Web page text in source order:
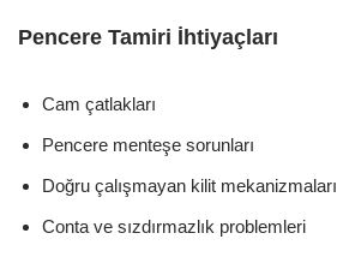
Pencere Tamiri İhtiyaçları
Cam çatlakları
Pencere menteşe sorunları
Doğru çalışmayan kilit mekanizmaları
Conta ve sızdırmazlık problemleri